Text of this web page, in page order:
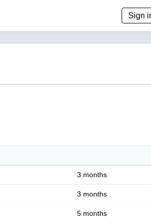
Sign
3 months
3 months
5 months